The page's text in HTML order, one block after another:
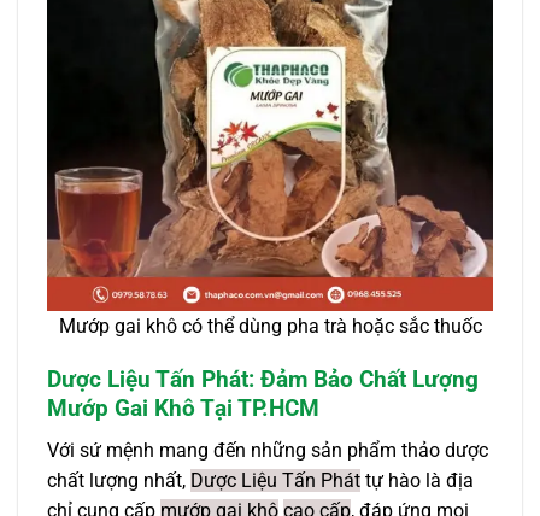
Mướp gai khô có thể dùng pha trà hoặc sắc thuốc
Dược Liệu Tấn Phát: Đảm Bảo Chất Lượng
Mướp Gai Khô Tại TP.HCM
Với sứ mệnh mang đến những sản phẩm thảo dược
chất lượng nhất, Dược Liệu Tấn Phát tự hào là địa
chỉ cung cấp mướp gai khô cao cấp, đáp ứng mọi